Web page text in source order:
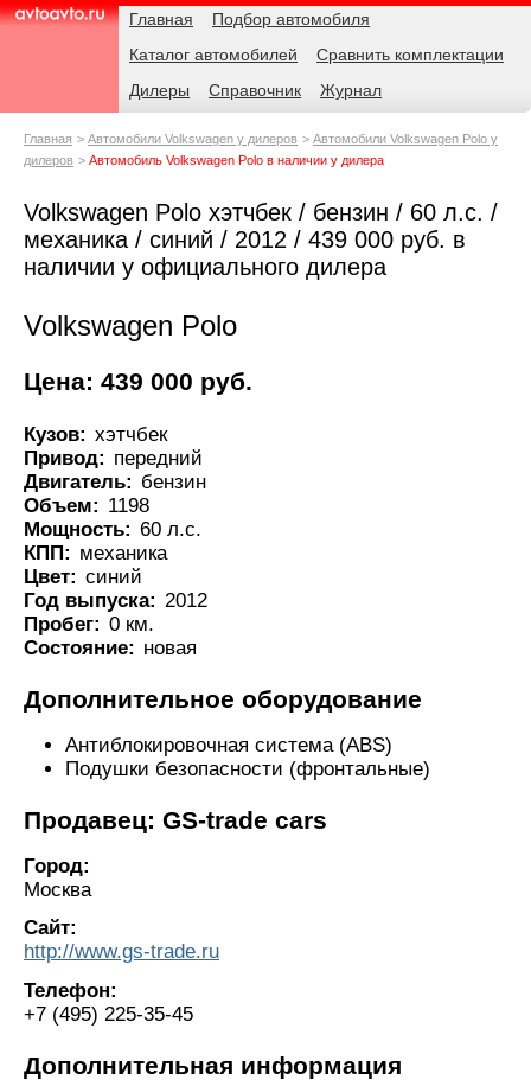
AvtoAvto.ru
Навигация Главная
Подбор автомобиля
Каталог автомобилей
Сравнить комплектации
Дилеры
Справочник Журнал
Родительские
Главная Автомобили Volkswagen у дилеров
Автомобили Volkswagen Polo у
дилеров
Автомобиль Volkswagen Polo в наличии у дилера
Volkswagen Polo хэтчбек / бензин / 60 л.с. /
механика / синий / 2012 / 439 000 руб. в
наличии у официального дилера
Volkswagen Polo
Цена: 439 000 руб.
Кузов: хэтчбек
Привод: передний
Двигатель: бензин
Объем: 1198
Мощность: 60 л.с.
КПП: механика
Цвет: синий
Год выпуска: 2012
Пробег: 0 км.
Состояние: новая
Дополнительное оборудование
Антиблокировочная система (ABS)
Подушки безопасности (фронтальные)
Продавец: GS-trade cars
Город:
Москва
Сайт:
http://www.gs-trade.ru
Телефон:
+7 (495) 225-35-45
Дополнительная информация